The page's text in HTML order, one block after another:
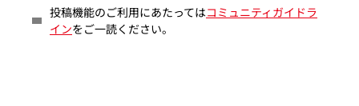
投稿機能のご利用にあたってはコミュニティガイドラ
インをご一読ください。